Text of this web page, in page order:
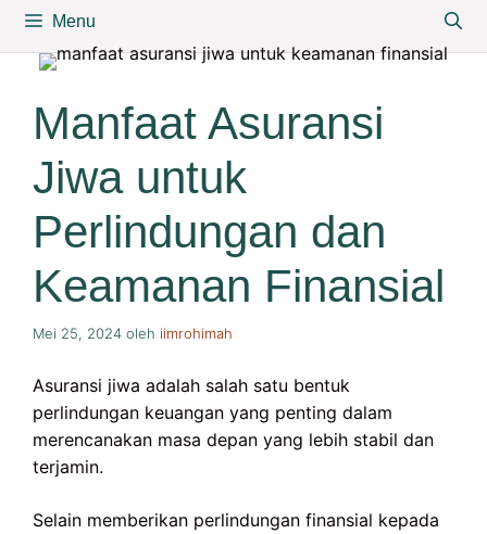
Menu
Manfaat Asuransi
Jiwa untuk
Perlindungan dan
Keamanan Finansial
Mei 25, 2024 oleh iimrohimah
Asuransi jiwa adalah salah satu bentuk
perlindungan keuangan yang penting dalam
merencanakan masa depan yang lebih stabil dan
terjamin.
Selain memberikan perlindungan finansial kepada